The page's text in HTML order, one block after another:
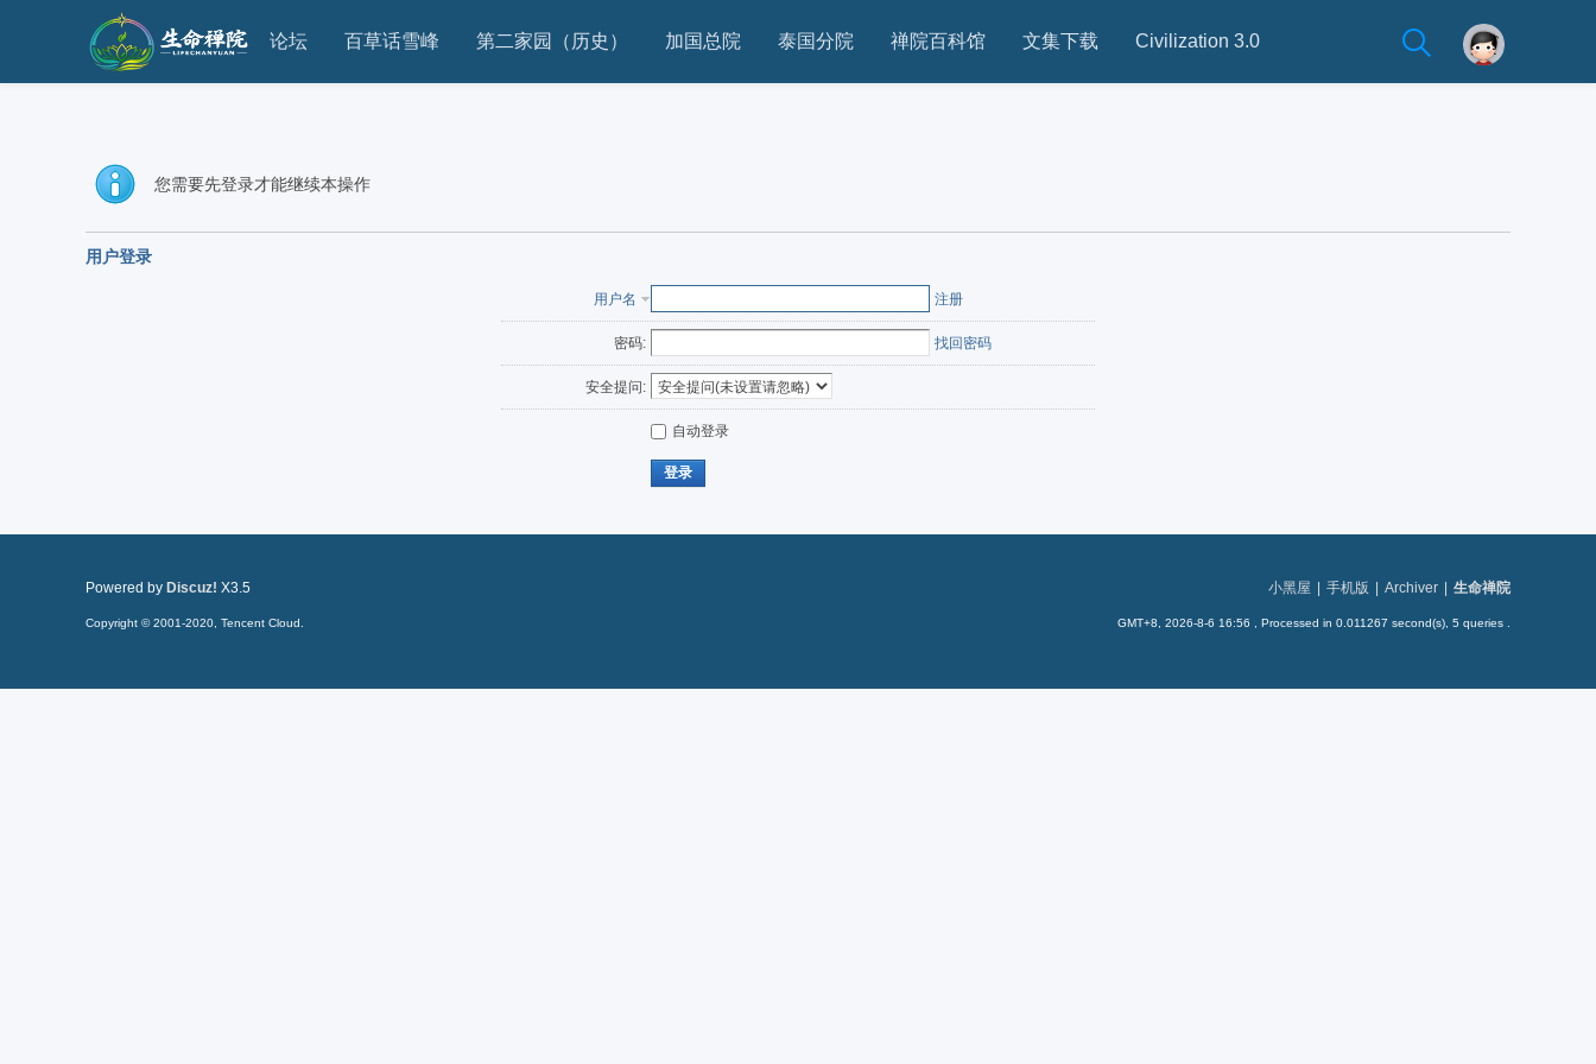
论坛 百草话雪峰 第二家园（历史） 加国总院 泰国分院 禅院百科馆 文集下载 Civilization 3.0
您需要先登录才能继续本操作
用户登录
用户名 注册
密码: 找回密码
安全提问:
自动登录
登录
小黑屋 手机版 Archiver 生命禅院
GMT+8, 2026-8-6 16:56 , Processed in 0.011267 second(s), 5 queries .
Powered by Discuz! X3.5
Copyright © 2001-2020, Tencent Cloud.